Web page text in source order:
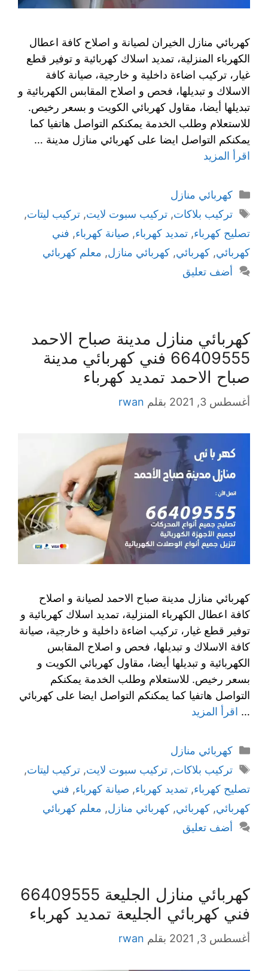
كهربائي منازل الخيران لصيانة و اصلاح كافة اعطال
الكهرباء المنزلية، تمديد اسلاك كهربائية و توفير قطع
غيار، تركيب اضاءة داخلية و خارجية، صيانة كافة
الاسلاك و تبديلها، فحص و اصلاح المقابس الكهربائية و
تبديلها أيضا، مقاول كهربائي الكويت و بسعر رخيص.
للاستعلام وطلب الخدمة يمكنكم التواصل هاتفيا كما
يمكنكم التواصل ايضا على كهربائي منازل مدينة …
اقرأ المزيد
كهربائي منازل
تركيب بلاكات, تركيب سبوت لايت, تركيب ليتات,
تصليح كهرباء, تمديد كهرباء, صيانة كهرباء, فني
كهربائي, كهربائي, كهربائي منازل, معلم كهربائي
أضف تعليق
كهربائي منازل مدينة صباح الاحمد
66409555 فني كهربائي مدينة
صباح الاحمد تمديد كهرباء
أغسطس 3, 2021 بقلم rwan
كهربائي منازل مدينة صباح الاحمد لصيانة و اصلاح
كافة اعطال الكهرباء المنزلية، تمديد اسلاك كهربائية و
توفير قطع غيار، تركيب اضاءة داخلية و خارجية، صيانة
كافة الاسلاك و تبديلها، فحص و اصلاح المقابس
الكهربائية و تبديلها أيضا، مقاول كهربائي الكويت و
بسعر رخيص. للاستعلام وطلب الخدمة يمكنكم
التواصل هاتفيا كما يمكنكم التواصل ايضا على كهربائي
… اقرأ المزيد
كهربائي منازل
تركيب بلاكات, تركيب سبوت لايت, تركيب ليتات,
تصليح كهرباء, تمديد كهرباء, صيانة كهرباء, فني
كهربائي, كهربائي, كهربائي منازل, معلم كهربائي
أضف تعليق
كهربائي منازل الجليعة 66409555
فني كهربائي الجليعة تمديد كهرباء
أغسطس 3, 2021 بقلم rwan